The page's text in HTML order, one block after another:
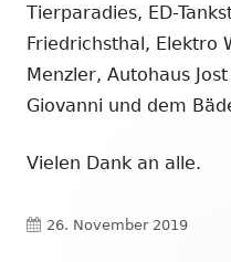
Tierparadies, ED-
Friedrichsthal, Elektro
Menzler, Autohaus
Giovanni und dem
Vielen Dank an alle.
Veröffentlicht
26. November 2019